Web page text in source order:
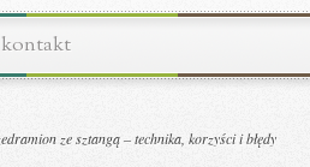
kontakt
ze sztangą – technika, korzyści i błędy